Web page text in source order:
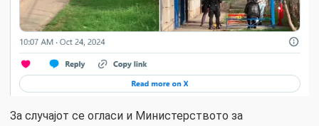
За случајот се огласи и Министерството за